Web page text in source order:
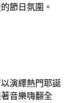
節日氛圍。
演繹熱門耶誕
音樂嗨翻全